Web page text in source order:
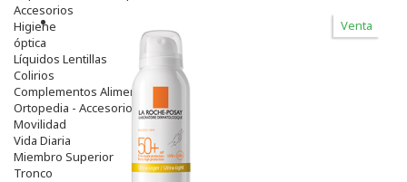
Accesorios
Higiene
óptica
Líquidos Lentillas
Colirios
Complementos Alimentarios.
Ortopedia - Accesorios
Movilidad
Vida Diaria
Miembro Superior
Tronco
Venta